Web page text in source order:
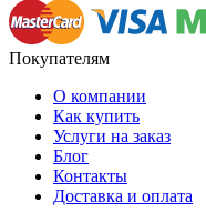
Покупателям
О компании
Как купить
Услуги на заказ
Блог
Контакты
Доставка и оплата